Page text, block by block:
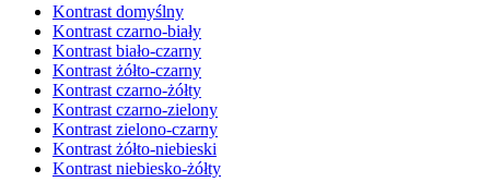
Kontrast domyślny
Kontrast czarno-biały
Kontrast biało-czarny
Kontrast żółto-czarny
Kontrast czarno-żółty
Kontrast czarno-zielony
Kontrast zielono-czarny
Kontrast żółto-niebieski
Kontrast niebiesko-żółty